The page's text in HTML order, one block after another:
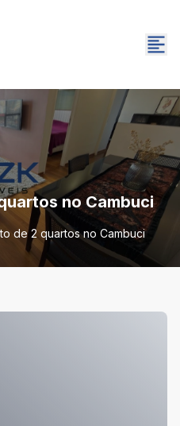
no Cambuci
de 2 quartos no Cambuci